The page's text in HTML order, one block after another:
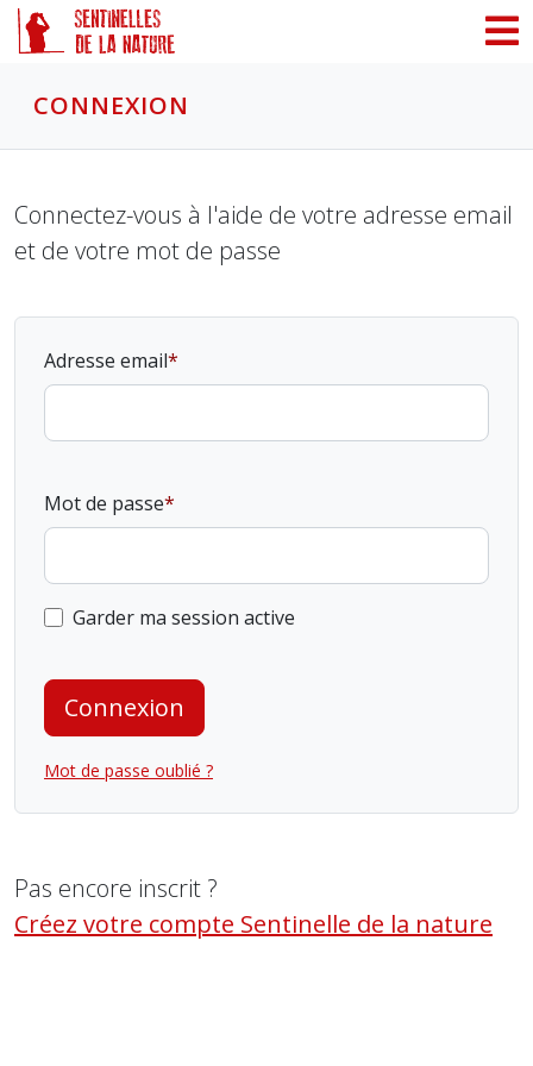
CONNEXION
Connectez-vous à l'aide de votre adresse email
et de votre mot de passe
Adresse email
Mot de passe
Garder ma session active
Connexion
Mot de passe oublié ?
Pas encore inscrit ?
Créez votre compte Sentinelle de la nature
Panneau de gestion des cookies